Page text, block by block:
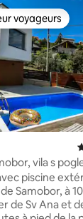
de 99
voyageurs les
voyageurs
vila s
piscine
Samobor, à
de Sv Ana et